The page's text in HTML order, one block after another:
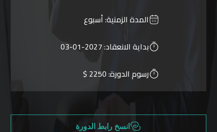
المدة الزمنية:أسبوع
بداية الانعقاد:2027-01-03
رسوم الدورة:2250 $
انسخ رابط الدورة